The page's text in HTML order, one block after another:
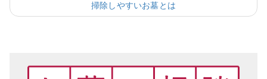
掃除しやすいお墓とは